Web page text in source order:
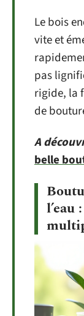
Le bois
vite et
pas
rigide, la
de
A
belle
l’eau